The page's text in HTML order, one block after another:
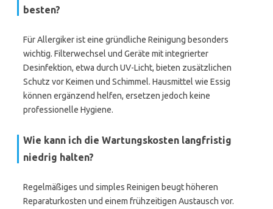
besten?
Für Allergiker ist eine gründliche Reinigung besonders
wichtig. Filterwechsel und Geräte mit integrierter
Desinfektion, etwa durch UV-Licht, bieten zusätzlichen
Schutz vor Keimen und Schimmel. Hausmittel wie Essig
können ergänzend helfen, ersetzen jedoch keine
professionelle Hygiene.
Wie kann ich die Wartungskosten langfristig
niedrig halten?
Regelmäßiges und simples Reinigen beugt höheren
Reparaturkosten und einem frühzeitigen Austausch vor.